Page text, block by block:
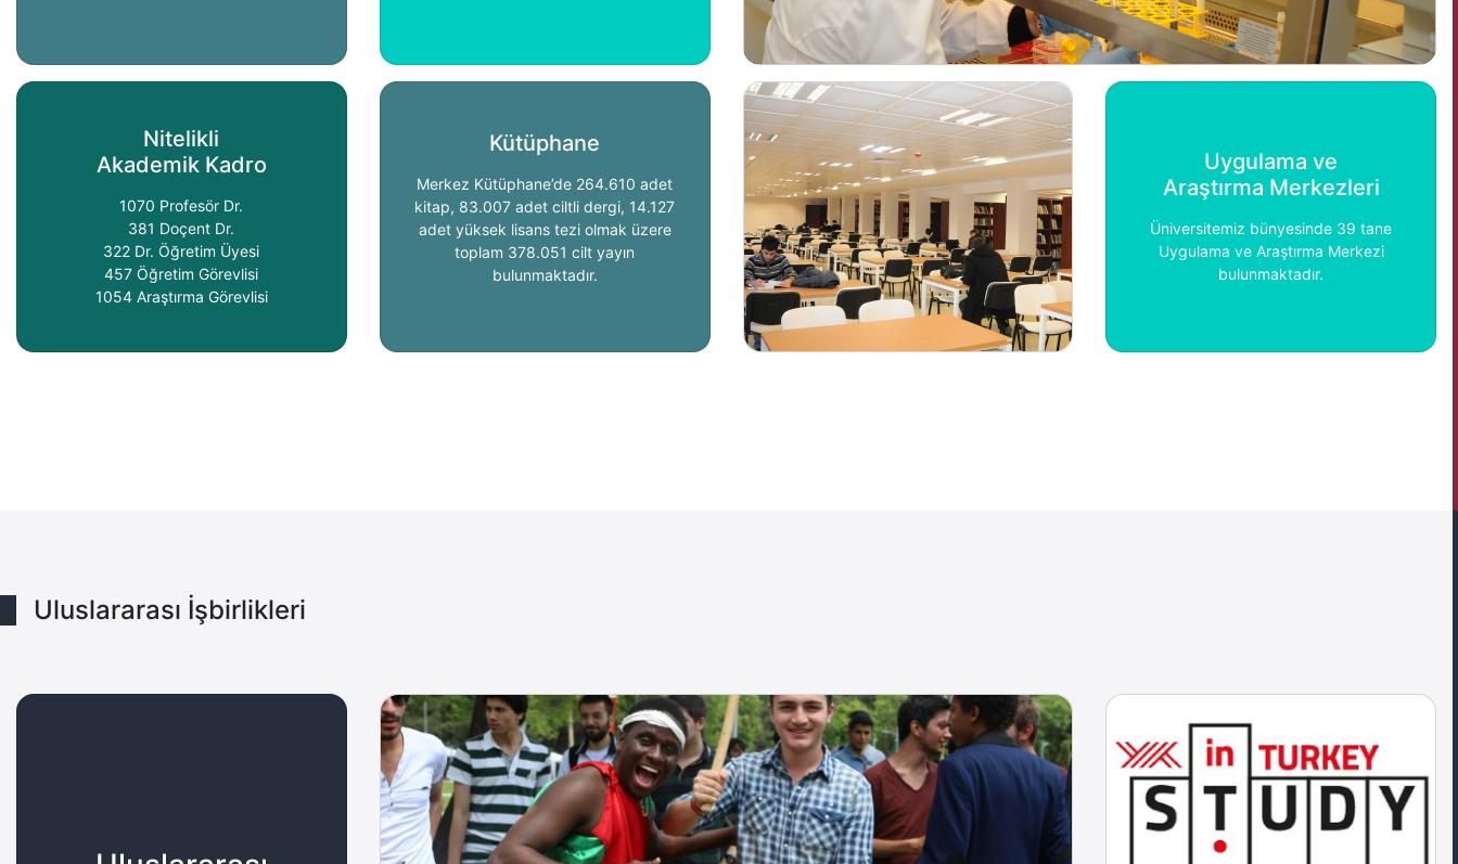
Nitelikli
Akademik Kadro
1070 Profesör Dr.
381 Doçent Dr.
322 Dr. Öğretim Üyesi
457 Öğretim Görevlisi
1054 Araştırma Görevlisi
Kütüphane
Merkez Kütüphane’de 264.610 adet
kitap, 83.007 adet ciltli dergi, 14.127
adet yüksek lisans tezi olmak üzere
toplam 378.051 cilt yayın
bulunmaktadır.
Uygulama ve
Araştırma Merkezleri
Üniversitemiz bünyesinde 39 tane
Uygulama ve Araştırma Merkezi
bulunmaktadır.
Uluslararası İşbirlikleri